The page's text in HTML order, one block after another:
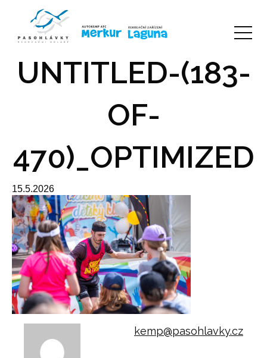
UNTITLED-(183-
OF-
470)_OPTIMIZED
15.5.2026
kemp@pasohlavky.cz